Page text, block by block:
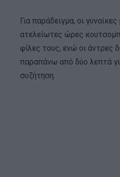
Για παράδειγμα, οι
ατελείωτες ώρες
φίλες τους, ενώ οι άντρες
παραπάνω από δύο λεπτά
συζήτηση.